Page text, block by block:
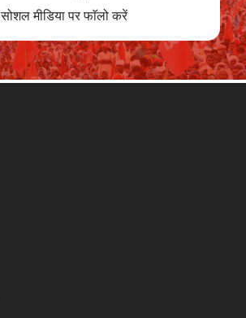
सोशल मीडिया पर फाॅलो करें